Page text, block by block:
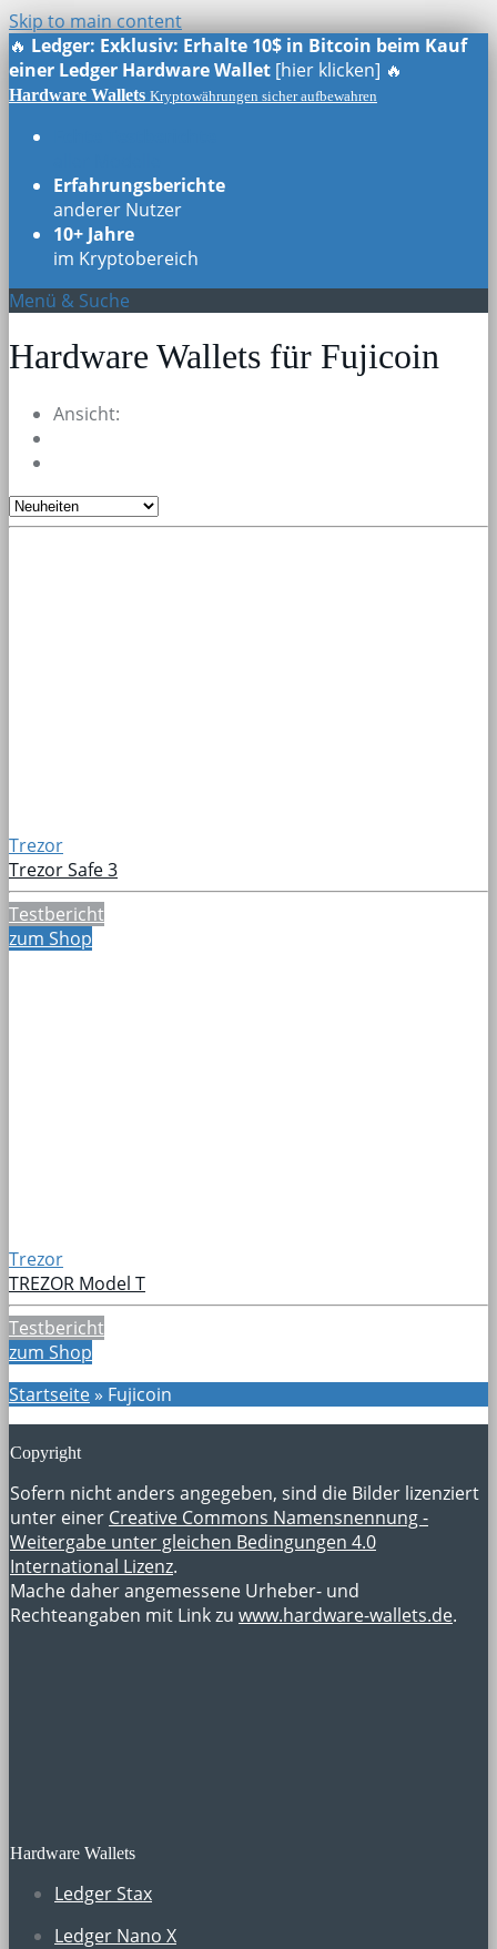
Skip to main content
🔥 Ledger: Exklusiv: Erhalte 10$ in Bitcoin beim Kauf
einer Ledger Hardware Wallet [hier klicken] 🔥
Hardware Wallets Kryptowährungen sicher aufbewahren
Erfahrungsberichte
anderer Nutzer
10+ Jahre
im Kryptobereich
Menü & Suche
Hardware Wallets für Fujicoin
Ansicht:
Trezor
Trezor Safe 3
Testbericht
zum Shop
Trezor
TREZOR Model T
Testbericht
zum Shop
Startseite» Fujicoin
Copyright
Sofern nicht anders angegeben, sind die Bilder lizenziert
unter einer Creative Commons Namensnennung -
Weitergabe unter gleichen Bedingungen 4.0
International Lizenz.
Mache daher angemessene Urheber- und
Rechteangaben mit Link zu www.hardware-wallets.de.
Hardware Wallets
Ledger Stax
Ledger Nano X